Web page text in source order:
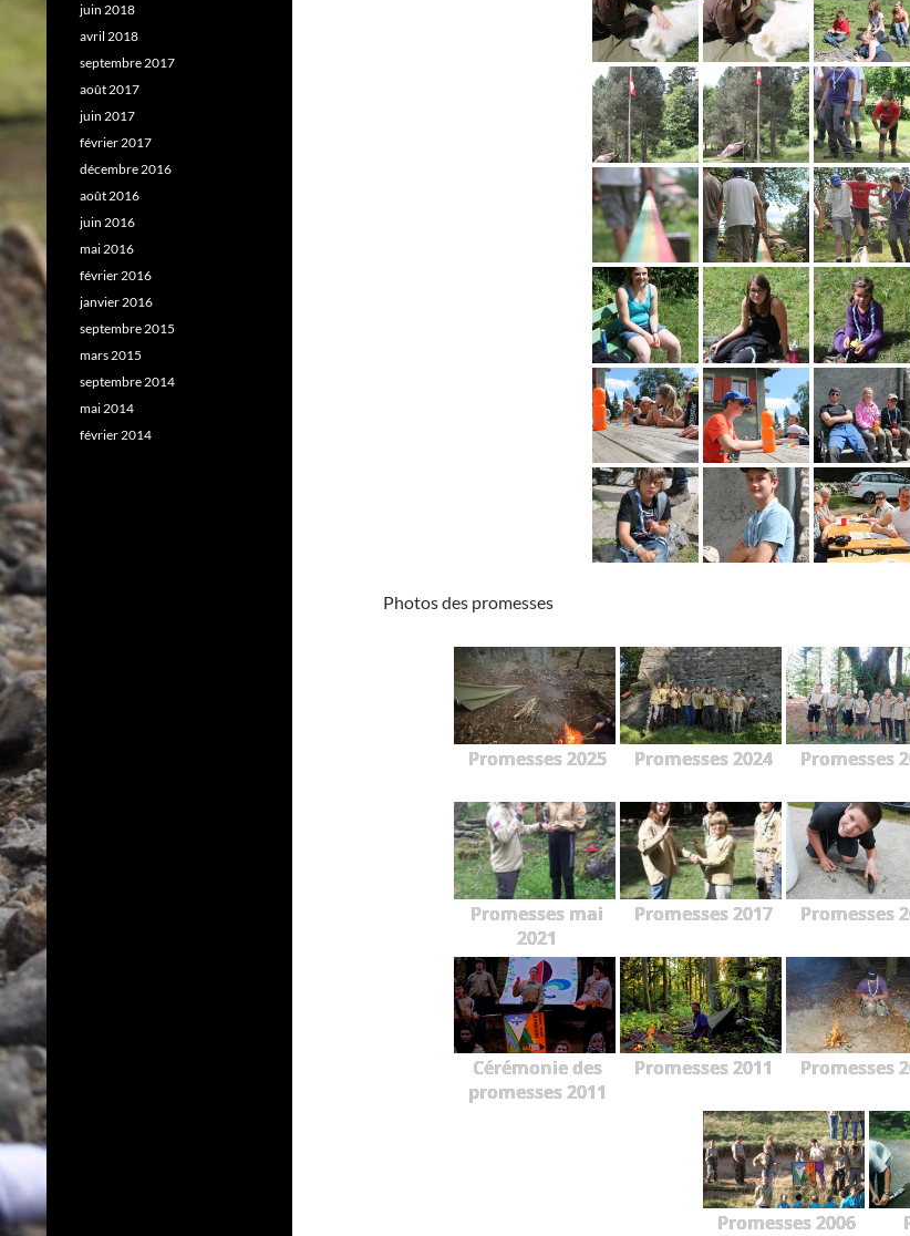
Photos des promesses
Promesses 2025 Promesses 2024 Promesses
Promesses mai
2021
Promesses 2017 Promesses
Cérémonie des
promesses 2011
Promesses 2011 Promesses
Promesses 2006
juin 2018
avril 2018
septembre 2017
août 2017
juin 2017
février 2017
décembre 2016
août 2016
juin 2016
mai 2016
février 2016
janvier 2016
septembre 2015
mars 2015
septembre 2014
mai 2014
février 2014